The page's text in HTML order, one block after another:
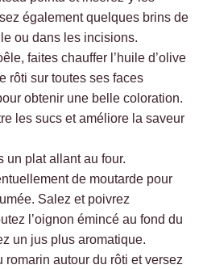
également quelques brins de
ou dans les incisions.
faites chauffer l’huile d’olive
rôti sur toutes ses faces
obtenir une belle coloration.
les sucs et améliore la saveur
un plat allant au four.
de moutarde pour
Salez et poivrez
l’oignon émincé au fond du
un jus plus aromatique.
romarin autour du rôti et versez